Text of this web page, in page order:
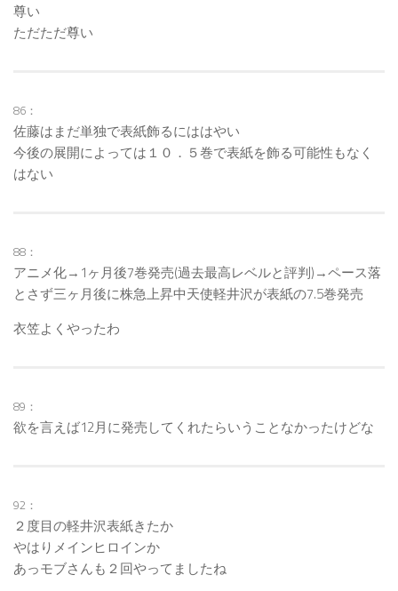
尊い
ただただ尊い
86：
佐藤はまだ単独で表紙飾るにははやい
今後の展開によっては１０．５巻で表紙を飾る可能性もなく
はない
88：
アニメ化→1ヶ月後7巻発売(過去最高レベルと評判)→ペース落
とさず三ヶ月後に株急上昇中天使軽井沢が表紙の7.5巻発売
衣笠よくやったわ
89：
欲を言えば12月に発売してくれたらいうことなかったけどな
92：
２度目の軽井沢表紙きたか
やはりメインヒロインか
あっモブさんも２回やってましたね